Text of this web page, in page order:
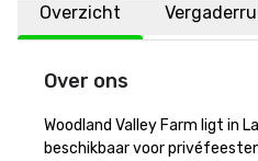
Overzicht
Over ons
Woodland Valley Farm ligt in
beschikbaar voor